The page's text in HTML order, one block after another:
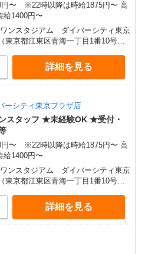
円〜 ※22時以降は時給1875円〜 高
給1400円〜
ンスタジアム ダイバーシティ東京
京都江東区青海一丁目1番10号
「東京テレポート」駅から徒歩約3分
通臨海線（ゆりかもめ）「台場」駅
詳細を見る
シティ東京プラザ店
スタッフ ★未経験OK ★受付・
円〜 ※22時以降は時給1875円〜 高
給1400円〜
ンスタジアム ダイバーシティ東京
京都江東区青海一丁目1番10号
「東京テレポート」駅から徒歩約3分
通臨海線（ゆりかもめ）「台場」駅
詳細を見る